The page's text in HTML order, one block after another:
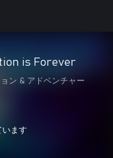
is Forever
ン & アドベンチャー
います